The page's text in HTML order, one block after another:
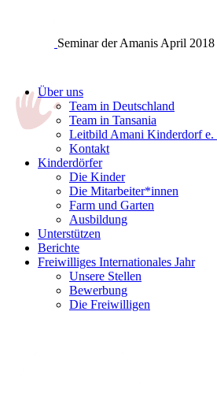
Seminar der Amanis April
Über uns
Team in Deutschland
Team in Tansania
Leitbild Amani Kinderdorf e.
Kontakt
Kinderdörfer
Die Kinder
Die Mitarbeiter*innen
Farm und Garten
Ausbildung
Unterstützen
Berichte
Freiwilliges Internationales Jahr
Unsere Stellen
Bewerbung
Die Freiwilligen